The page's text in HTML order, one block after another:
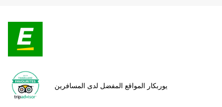
يوربكار المواقع المفضل لدى المسافرين